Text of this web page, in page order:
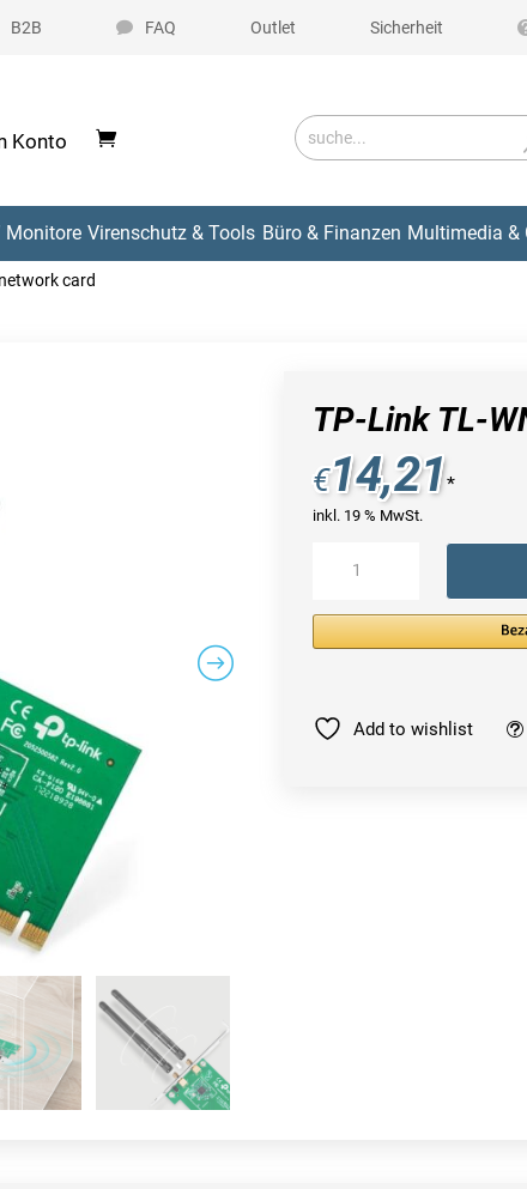
B2B FAQ Outlet Sicherheit
Konto
Monitore Virenschutz & Tools Büro & Finanzen Multimedia &
card
TP-Link TL-
€14,21*
inkl. 19 % MwSt.
TL-
WN881ND
MengeAdd to wishlist